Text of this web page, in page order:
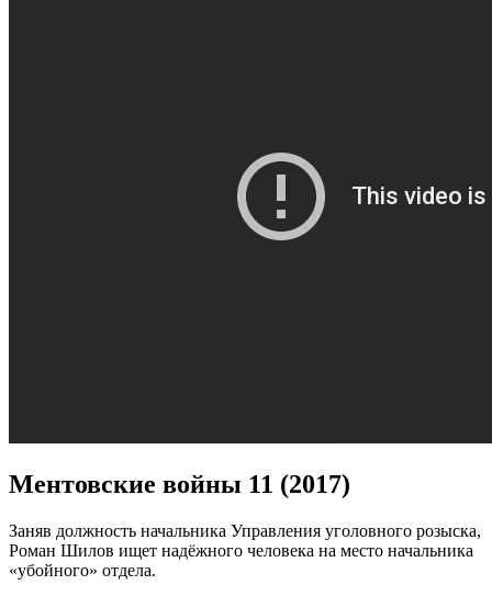
Ментовские войны 11 (2017)
Заняв должность начальника Управления уголовного розыска,
Роман Шилов ищет надёжного человека на место начальника
«убойного» отдела.